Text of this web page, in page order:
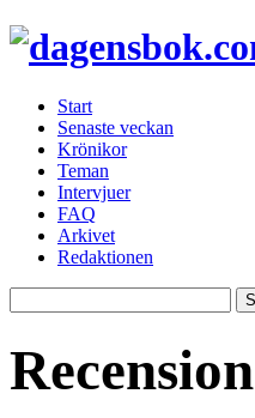
Start
Senaste veckan
Krönikor
Teman
Intervjuer
FAQ
Arkivet
Redaktionen
Recension